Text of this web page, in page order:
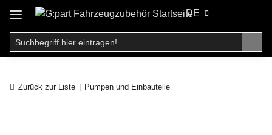
DE
Zurück zur Liste Pumpen und Einbauteile